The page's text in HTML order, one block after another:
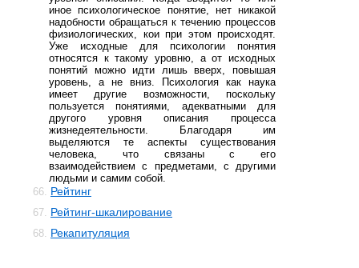
иное психологическое понятие, нет никакой
надобности обращаться к течению процессов
физиологических, кои при этом происходят.
Уже исходные для психологии понятия
относятся к такому уровню, а от исходных
понятий можно идти лишь вверх, повышая
уровень, а не вниз. Психология как наука
имеет другие возможности, поскольку
пользуется понятиями, адекватными для
другого уровня описания процесса
жизнедеятельности. Благодаря им
выделяются те аспекты существования
человека, что связаны с его
взаимодействием с предметами, с другими
людьми и самим собой.
66. Рейтинг
67. Рейтинг-шкалирование
68. Рекапитуляция